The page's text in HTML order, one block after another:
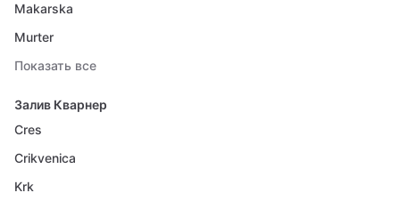
Makarska
Murter
Показать все
Залив Кварнер
Cres
Crikvenica
Krk